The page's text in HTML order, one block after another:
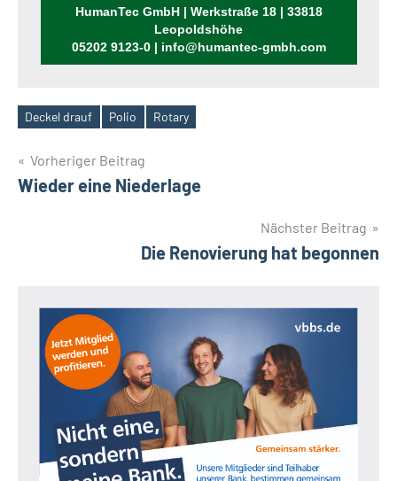
Rufen Sie uns an!
HumanTec GmbH | Werkstraße 18 | 33818
Leopoldshöhe
05202 9123-0 | info@humantec-gmbh.com
Schlagwörter
Deckel drauf Polio Rotary
Beitragsnavigation
Vorheriger Beitrag
Wieder eine Niederlage
Nächster Beitrag
Die Renovierung hat begonnen